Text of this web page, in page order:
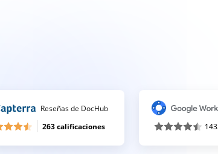
Reseñas de DocHub
263 calificaciones